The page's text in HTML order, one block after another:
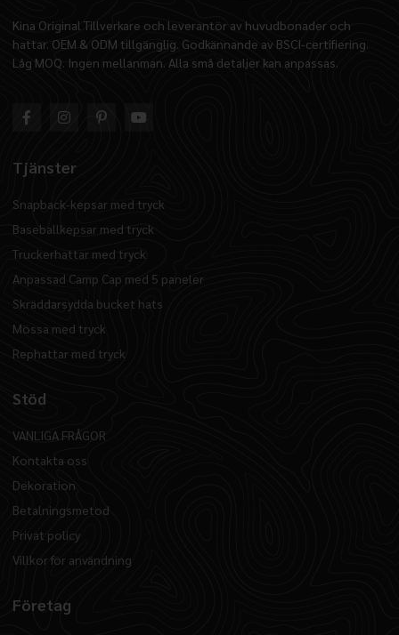
Kina Original Tillverkare och leverantör av huvudbonader och
hattar. OEM & ODM tillgänglig. Godkännande av BSCI-certifiering.
Låg MOQ. Ingen mellanman. Alla små detaljer kan anpassas.
Tjänster
Snapback-kepsar med tryck
Baseballkepsar med tryck
Truckerhattar med tryck
Anpassad Camp Cap med 5 paneler
Skräddarsydda bucket hats
Mössa med tryck
Rephattar med tryck
Stöd
VANLIGA FRÅGOR
Kontakta oss
Dekoration
Betalningsmetod
Privat policy
Villkor för användning
Företag